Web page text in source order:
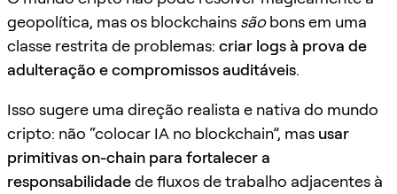
geopolítica, mas os blockchains sãobons em uma
classe restrita de problemas: criar logs à prova de
adulteração e compromissos auditáveis.
Isso sugere uma direção realista e nativa do mundo
cripto: não “colocar IA no blockchain”, mas usar
primitivas on-chain para fortalecer a
responsabilidadede fluxos de trabalho adjacentes à